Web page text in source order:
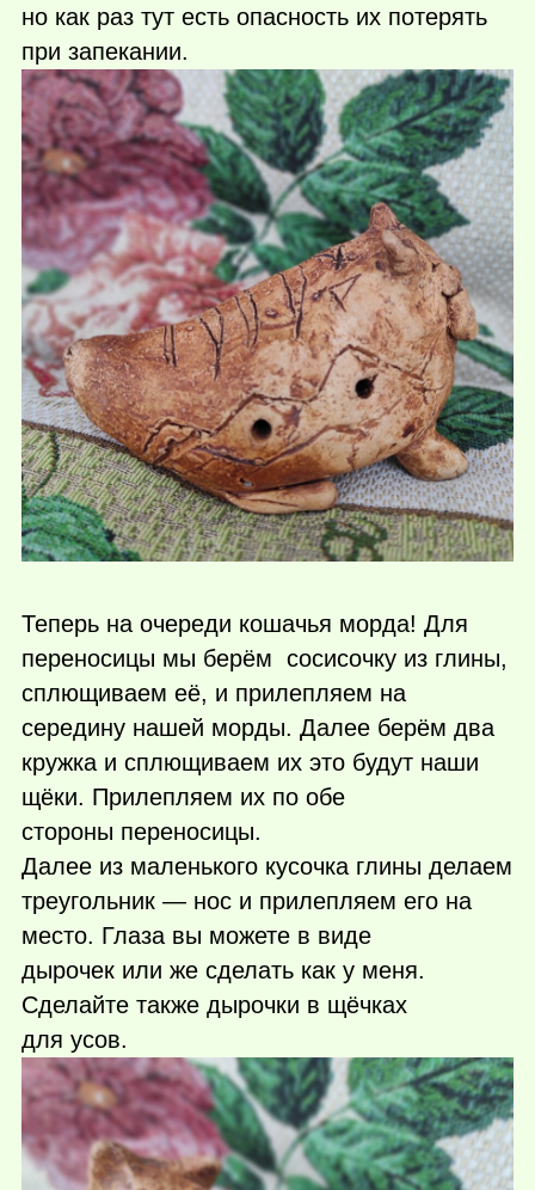
но как раз тут есть опасность их потерять
при запекании.
Теперь на очереди кошачья морда! Для
переносицы мы берём сосисочку из глины,
сплющиваем её, и прилепляем на
середину нашей морды. Далее берём два
кружка и сплющиваем их это будут наши
щёки. Прилепляем их по обе
стороны переносицы.
Далее из маленького кусочка глины делаем
треугольник — нос и прилепляем его на
место. Глаза вы можете в виде
дырочек или же сделать как у меня.
Сделайте также дырочки в щёчках
для усов.